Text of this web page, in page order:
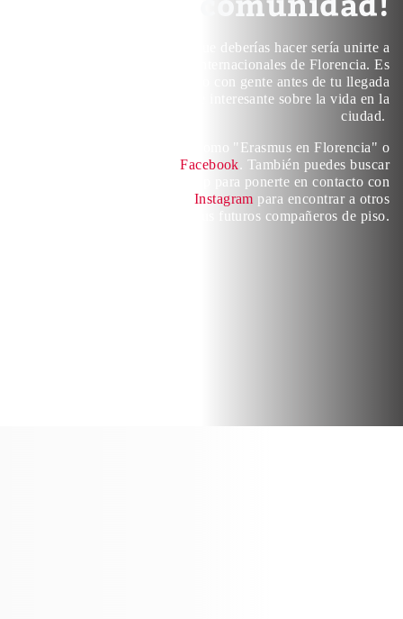
Una de las primeras cosas que deberías hacer sería unirte a
las comunidades de jóvenes internacionales de Florencia. Es
importante ponerte en contacto con gente antes de tu llegada
para reunir información útil e interesante sobre la vida en la
ciudad.
Busca palabras clave como "Erasmus en Florencia" o
"Expats in Florence" enFacebook. También puedes buscar
algunos grupos de WhatsApp para ponerte en contacto con
Instagram para encontrar a otros
inquilinos o a tus futuros compañeros de piso.